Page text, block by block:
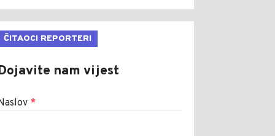
ČITAOCI REPORTERI
nam vijest
*